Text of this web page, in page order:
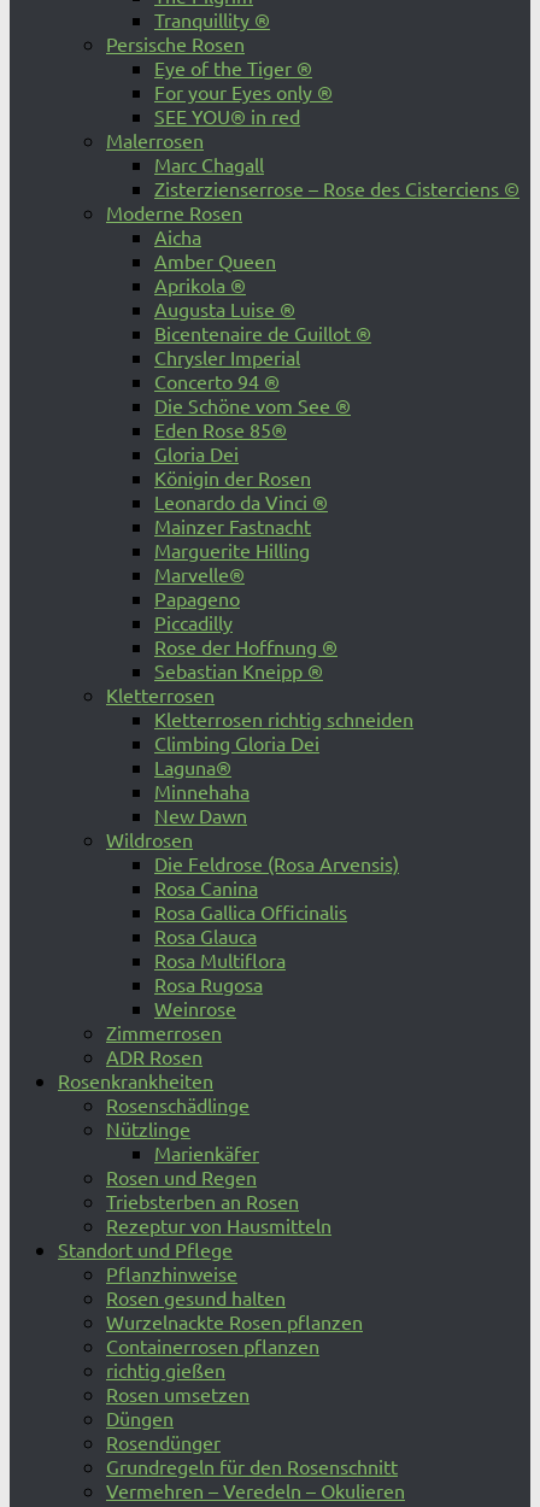
Tranquillity ®
Persische Rosen
Eye of the Tiger ®
For your Eyes only ®
SEE YOU® in red
Malerrosen
Marc Chagall
Zisterzienserrose – Rose des Cisterciens ©
Moderne Rosen
Aicha
Amber Queen
Aprikola ®
Augusta Luise ®
Bicentenaire de Guillot ®
Chrysler Imperial
Concerto 94 ®
Die Schöne vom See ®
Eden Rose 85®
Gloria Dei
Königin der Rosen
Leonardo da Vinci ®
Mainzer Fastnacht
Marguerite Hilling
Marvelle®
Papageno
Piccadilly
Rose der Hoffnung ®
Sebastian Kneipp ®
Kletterrosen
Kletterrosen richtig schneiden
Climbing Gloria Dei
Laguna®
Minnehaha
New Dawn
Wildrosen
Die Feldrose (Rosa Arvensis)
Rosa Canina
Rosa Gallica Officinalis
Rosa Glauca
Rosa Multiflora
Rosa Rugosa
Weinrose
Zimmerrosen
ADR Rosen
Rosenkrankheiten
Rosenschädlinge
Nützlinge
Marienkäfer
Rosen und Regen
Triebsterben an Rosen
Rezeptur von Hausmitteln
Standort und Pflege
Pflanzhinweise
Rosen gesund halten
Wurzelnackte Rosen pflanzen
Containerrosen pflanzen
richtig gießen
Rosen umsetzen
Düngen
Rosendünger
Grundregeln für den Rosenschnitt
Vermehren – Veredeln – Okulieren